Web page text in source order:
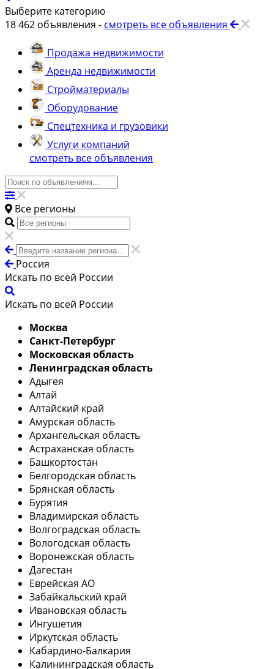
Выберите категорию
18 462 объявления - смотреть все объявления
Продажа недвижимости
Аренда недвижимости
Стройматериалы
Оборудование
Спецтехника и грузовики
Услуги компаний
смотреть все объявления
Все регионы
Россия
Искать по всей России
Искать по всей России
Москва
Санкт-Петербург
Московская область
Ленинградская область
Адыгея
Алтай
Алтайский край
Амурская область
Архангельская область
Астраханская область
Башкортостан
Белгородская область
Брянская область
Бурятия
Владимирская область
Волгоградская область
Вологодская область
Воронежская область
Дагестан
Еврейская АО
Забайкальский край
Ивановская область
Ингушетия
Иркутская область
Кабардино-Балкария
Калининградская область